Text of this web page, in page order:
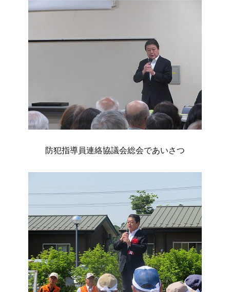
防犯指導員連絡協議会総会であいさつ